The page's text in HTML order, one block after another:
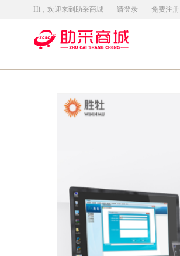
Hi，欢迎来到助采商城 请登录 免费注册